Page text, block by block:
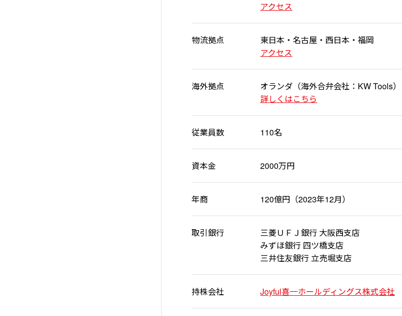
アクセス
物流拠点
東日本・名古屋・西日本・福岡
アクセス
海外拠点
オランダ（海外合弁会社：KW Tools）
詳しくはこちら
従業員数 110名
資本金 2000万円
年商 120億円（2023年12月）
取引銀行
三菱ＵＦＪ銀行 大阪西支店
みずほ銀行 四ツ橋支店
三井住友銀行 立売堀支店
持株会社 Joyful喜一ホールディングス株式会社